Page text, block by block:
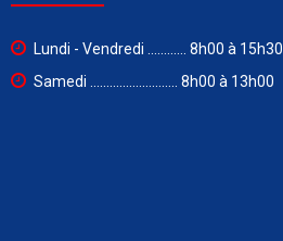
Lundi - Vendredi ............ 8h00 à 15h30
Samedi ........................... 8h00 à 13h00